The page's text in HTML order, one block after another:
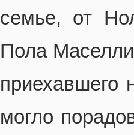
семье, от
Пола
приехавшего
могло